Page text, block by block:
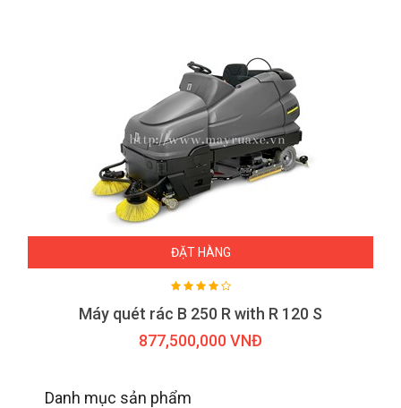
ĐẶT HÀNG
Máy quét rác B 250 R with R 120 S
877,500,000 VNĐ
Danh mục sản phẩm